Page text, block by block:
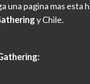
una pagina mas esta
y Chile.